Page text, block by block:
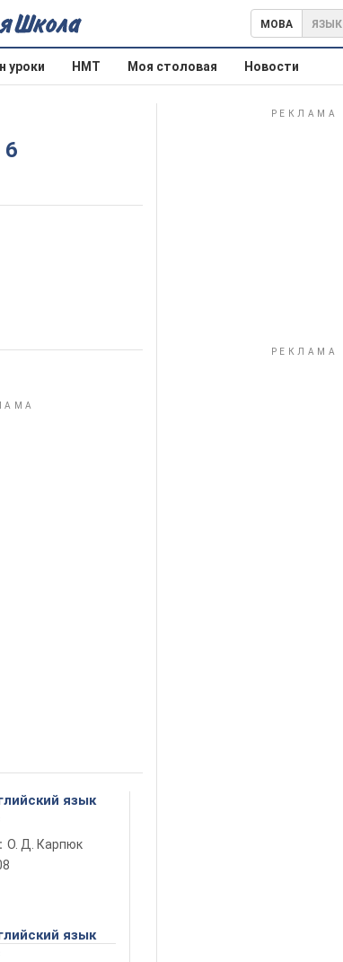
МОВА ЯЗЫК
уроки НМТ Моя столовая Новости
6
язык
О. Д. Карпюк
язык